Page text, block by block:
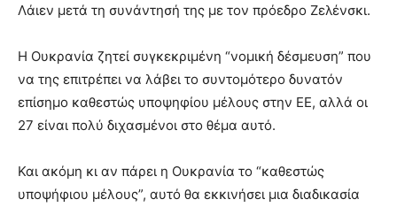
Λάιεν μετά τη συνάντησή της με τον πρόεδρο Ζελένσκι.
Η Ουκρανία ζητεί συγκεκριμένη “νομική δέσμευση” που
να της επιτρέπει να λάβει το συντομότερο δυνατόν
επίσημο καθεστώς υποψηφίου μέλους στην ΕΕ, αλλά οι
27 είναι πολύ διχασμένοι στο θέμα αυτό.
Και ακόμη κι αν πάρει η Ουκρανία το “καθεστώς
υποψήφιου μέλους”, αυτό θα εκκινήσει μια διαδικασία